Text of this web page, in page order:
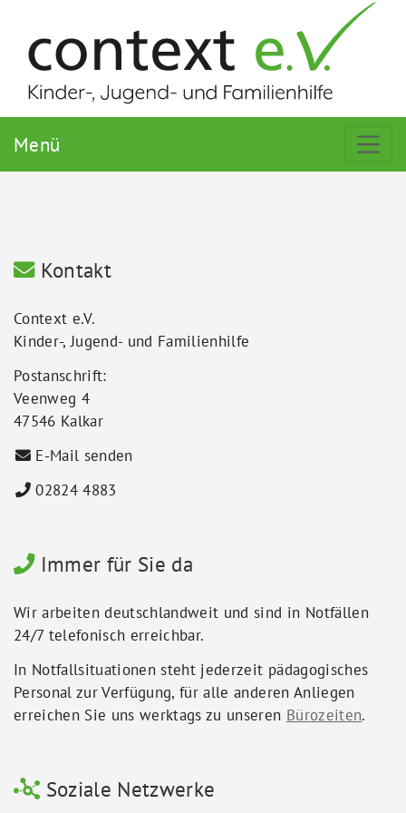
Menü
Kontakt
Context e.V.
Kinder-, Jugend- und Familienhilfe
Postanschrift:
Veenweg 4
47546 Kalkar
E-Mail senden
02824 4883
Immer für Sie da
Wir arbeiten deutschlandweit und sind in Notfällen
24/7 telefonisch erreichbar.
In Notfallsituationen steht jederzeit pädagogisches
Personal zur Verfügung, für alle anderen Anliegen
erreichen Sie uns werktags zu unseren Bürozeiten.
Soziale Netzwerke